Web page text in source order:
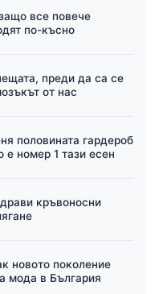
все повече
по-късно
преди да са се
от нас
половината гардероб
е номер 1 тази есен
кръвоносни
новото поколение
мода в България